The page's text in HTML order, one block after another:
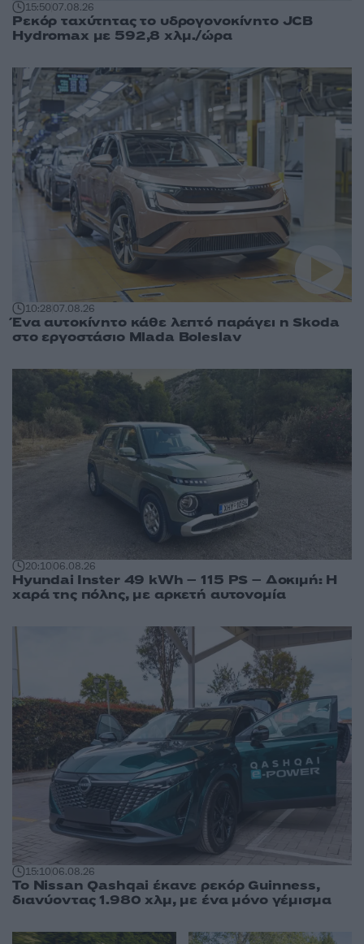
15:5007.08.26
Ρεκόρ ταχύτητας το υδρογονοκίνητο JCB
Hydromax με 592,8 χλμ./ώρα
10:2807.08.26
Ένα αυτοκίνητο κάθε λεπτό παράγει η Skoda
στο εργοστάσιο Mlada Boleslav
20:1006.08.26
Hyundai Inster 49 kWh – 115 PS – Δοκιμή: Η
χαρά της πόλης, με αρκετή αυτονομία
15:1006.08.26
Το Nissan Qashqai έκανε ρεκόρ Guinness,
διανύοντας 1.980 χλμ, με ένα μόνο γέμισμα